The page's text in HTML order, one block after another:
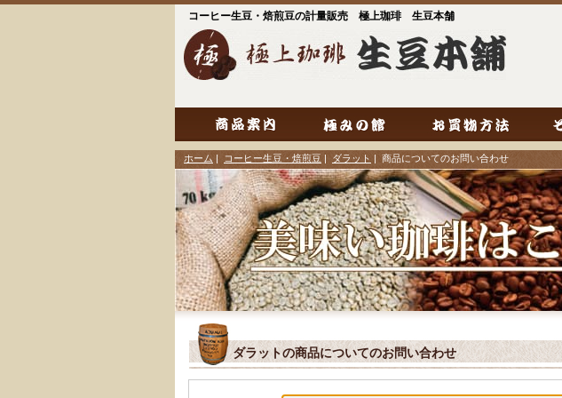
コーヒー生豆・焙煎豆の計量販売 極上珈琲 生豆本舗
ホーム | コーヒー生豆・焙煎豆 | ダラット | 商品についてのお問い合わせ
ダラットの商品についてのお問い合わせ